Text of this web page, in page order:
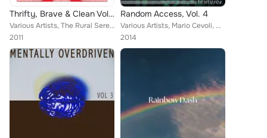
Thrifty, Brave & Clean Vol 2
Various Artists, The Rural Serenaders, Bonnell, Sargasso Trio, The Toy Band, Turner Cody, The Pulpits, Dawn Landes, The Wowz, Th...
2011
Random Access, Vol. 4
Various Artists, Mario Cevoli, Nytron, Death by Drums, Level, Toju Kae, Piek, Granite & Phunk, Rodrigo Carreira, Gunston, Max Se...
2014